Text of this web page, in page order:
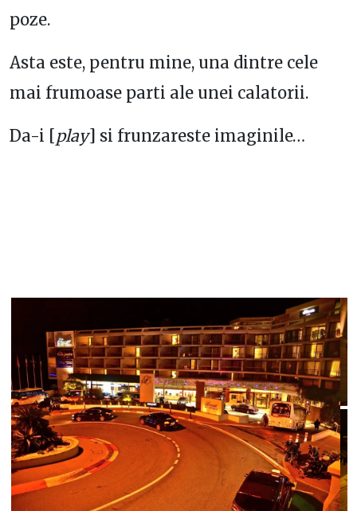
poze.
Asta este, pentru mine, una dintre cele
mai frumoase parti ale unei calatorii.
Da-i [play] si frunzareste imaginile…